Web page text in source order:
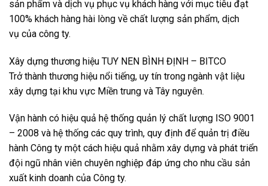
sản phẩm và dịch vụ phục vụ khách hàng với mục tiêu đạt
100% khách hàng hài lòng về chất lượng sản phẩm, dịch
vụ của công ty.
Xây dựng thương hiệu TUY NEN BÌNH ĐỊNH – BITCO
Trở thành thương hiệu nổi tiếng, uy tín trong ngành vật liệu
xây dựng tại khu vực Miền trung và Tây nguyên.
Vận hành có hiệu quả hệ thống quản lý chất lượng ISO 9001
– 2008 và hệ thống các quy trình, quy định để quản trị điều
hành Công ty một cách hiệu quả nhằm xây dựng và phát triển
đội ngũ nhân viên chuyên nghiệp đáp ứng cho nhu cầu sản
xuất kinh doanh của Công ty.